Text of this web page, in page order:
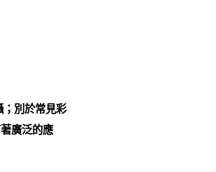
別於常見彩
廣泛的應